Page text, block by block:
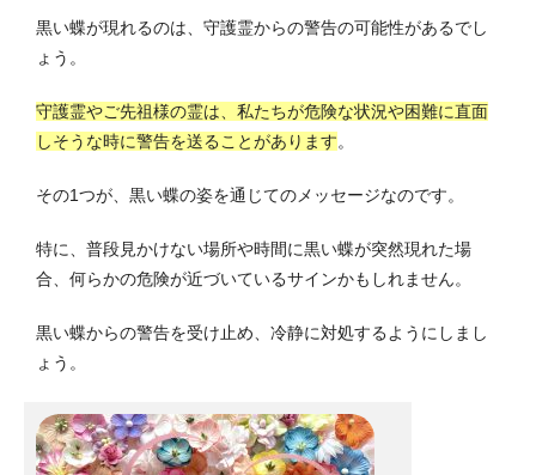
黒い蝶が現れるのは、守護霊からの警告の可能性があるでし
ょう。
守護霊やご先祖様の霊は、私たちが危険な状況や困難に直面
しそうな時に警告を送ることがあります。
その1つが、黒い蝶の姿を通じてのメッセージなのです。
特に、普段見かけない場所や時間に黒い蝶が突然現れた場
合、何らかの危険が近づいているサインかもしれません。
黒い蝶からの警告を受け止め、冷静に対処するようにしまし
ょう。